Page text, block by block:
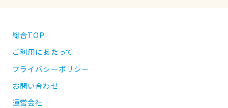
総合TOP
ご利用にあたって
プライバシーポリシー
お問い合わせ
運営会社